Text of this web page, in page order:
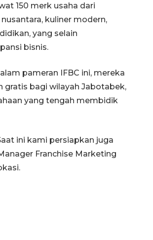
150 merk usaha dari
kuliner modern,
yang selain
bisnis.
pameran IFBC ini, mereka
gratis bagi wilayah Jabotabek,
yang tengah membidik
ini kami persiapkan juga
Franchise Marketing